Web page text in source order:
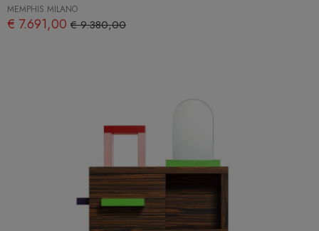
MEMPHIS MILANO
€ 7.691,00 € 9.380,00